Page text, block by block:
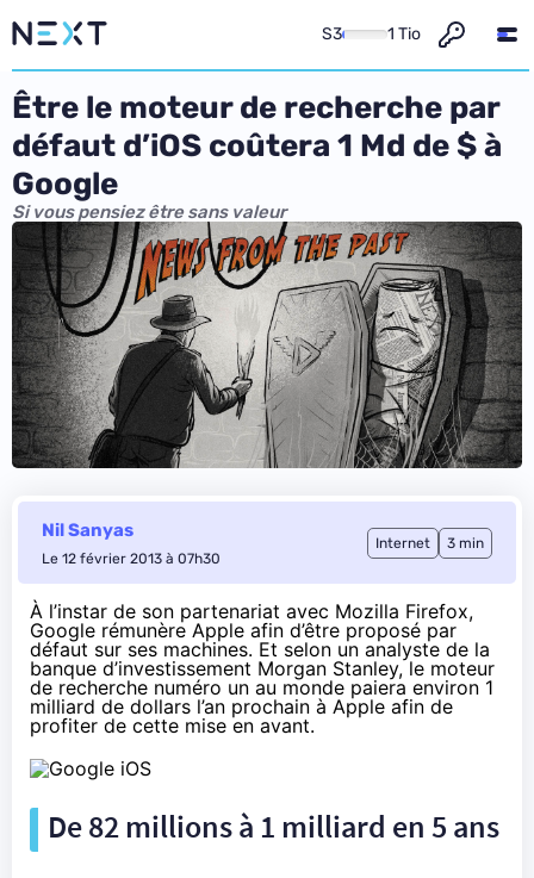
S3 1 Tio
Être le moteur de recherche par
défaut d’iOS coûtera 1 Md de $ à
Google
Si vous pensiez être sans valeur
Nil Sanyas
Le 12 février 2013 à 07h30
Internet 3 min
À l’instar de son partenariat avec Mozilla Firefox,
Google rémunère Apple afin d’être proposé par
défaut sur ses machines. Et selon un analyste de la
banque d’investissement Morgan Stanley, le moteur
de recherche numéro un au monde paiera environ 1
milliard de dollars l’an prochain à Apple afin de
profiter de cette mise en avant.
De 82 millions à 1 milliard en 5 ans